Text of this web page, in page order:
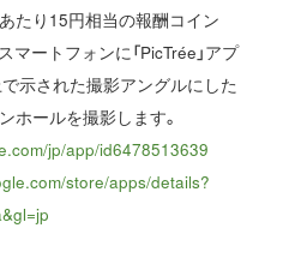
たり15円相当の報酬コイン
マートフォンに「PicTrée」アプ
示された撮影アングルにした
ホールを撮影します。
jp/app/id6478513639
store/apps/details?